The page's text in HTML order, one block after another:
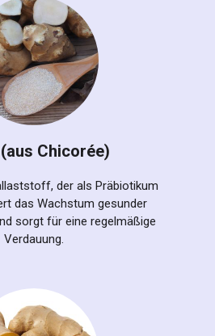
Chicorée)
der als Präbiotikum
das Wachstum gesunder
sorgt für eine regelmäßige
Verdauung.